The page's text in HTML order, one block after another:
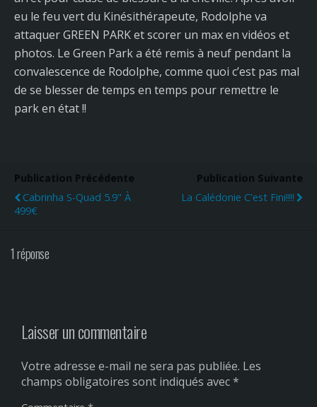
eu le feu vert du Kinésithérapeute, Rodolphe va
attaquer GREEN PARK et scorer un max en vidéos et
photos. Le Green Park a été remis à neuf pendant la
convalescence de Rodolphe, comme quoi c’est pas mal
de se blesser de temps en temps pour remettre le
park en état !!
Publication Précédente
Cabrinha S-Quad 5.9" À
499€
Publication Suivante
La Calédonie C'est Fini!!!!
1 réponse
Laisser un commentaire
Votre adresse e-mail ne sera pas publiée. Les
champs obligatoires sont indiqués avec*